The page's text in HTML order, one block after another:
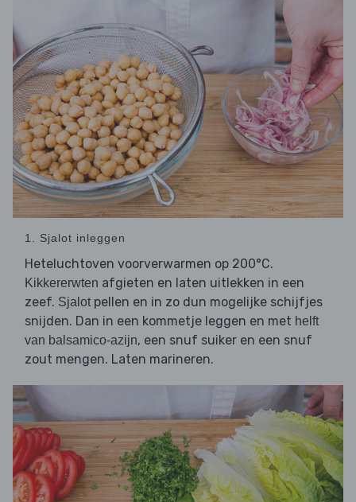
1. Sjalot inleggen
Heteluchtoven voorverwarmen op 200°C.
Kikkererwten afgieten en laten uitlekken in een
zeef. Sjalot pellen en in zo dun mogelijke schijfjes
snijden. Dan in een kommetje leggen en met helft
van balsamico-azijn, een snuf suiker en een snuf
zout mengen. Laten marineren.